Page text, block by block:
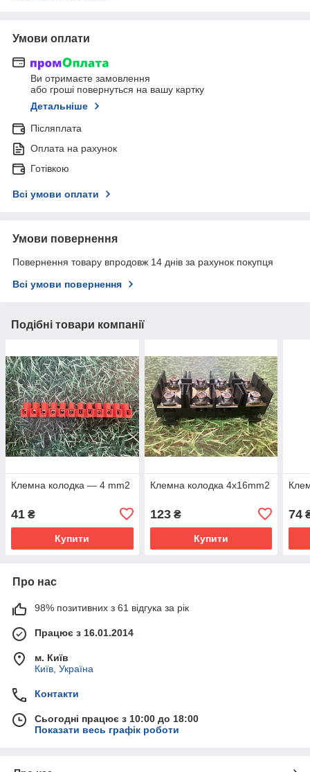
Умови оплати
Ви отримаєте замовлення
або гроші повернуться на вашу картку
Детальніше
Післяплата
Оплата на рахунок
Готівкою
Всі умови оплати
Умови повернення
Повернення товару впродовж 14 днів за рахунок покупця
Всі умови повернення
Подібні товари компанії
Клемна колодка — 4 mm2
41 ₴
Купити
Клемна колодка 4x16mm2
123₴
Купити
74
Про нас
98% позитивних з 61 відгука за рік
Працює з 16.01.2014
м. Київ
Київ, Україна
Контакти
Сьогодні працює з 10:00 до 18:00
Показати весь графік роботи